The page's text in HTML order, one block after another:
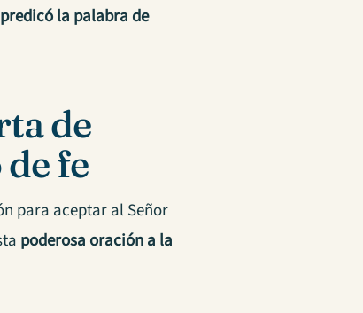
la palabra de
de
fe
para aceptar al Señor
poderosa oración a la